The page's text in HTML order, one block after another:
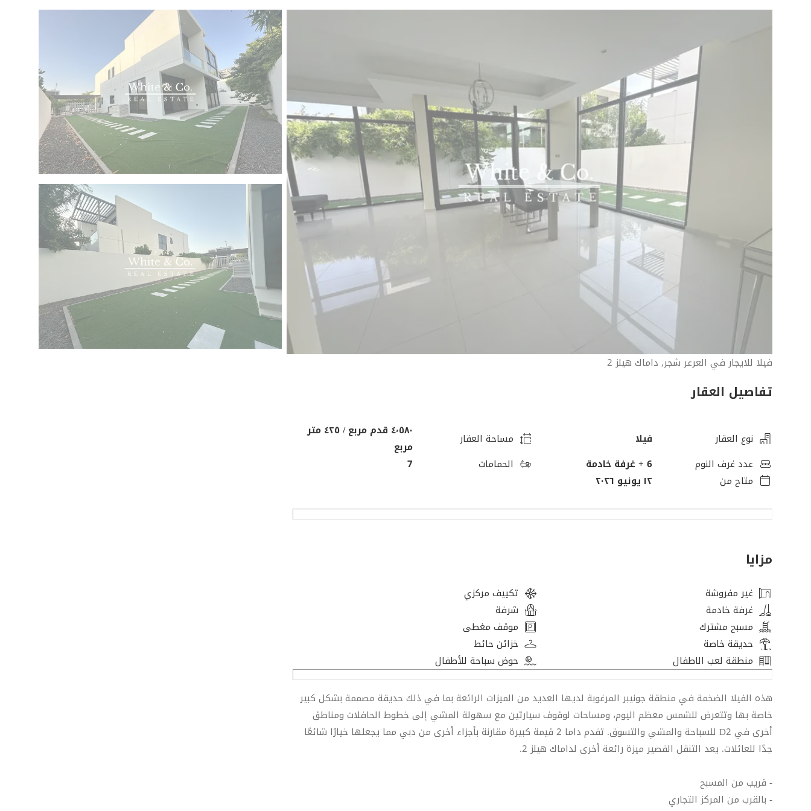
فيلا للايجار في العرعر شجر, داماك هيلز 2
تفاصيل العقار
نوع العقار فيلا مساحة العقار
٤٬٥٨٠ قدم مربع / ٤٢٥ متر
مربع
عدد غرف النوم
6 + غرفة خادمة الحمامات
7
متاح من
١٢ يونيو ٢٠٢٦
مزايا
غير مفروشة
تكييف مركزي
غرفة خادمة
شرفة
مسبح مشترك
موقف مغطى
حديقة خاصة
خزائن حائط
منطقة لعب الاطفال
حوض سباحة للأطفال
هذه الفيلا الضخمة في منطقة جونيبر المرغوبة لديها العديد من الميزات الرائعة بما في ذلك حديقة مصممة بشكل كبير
خاصة بها وتتعرض للشمس معظم اليوم، ومساحات لوقوف سيارتين مع سهولة المشي إلى خطوط الحافلات ومناطق
أخرى في D2 للسباحة والمشي والتسوق. تقدم داما 2 قيمة كبيرة مقارنة بأجزاء أخرى من دبي مما يجعلها خيارًا شائعًا
جدًا للعائلات. يعد التنقل القصير ميزة رائعة أخرى لداماك هيلز 2.
- قريب من المسبح
- بالقرب من المركز التجاري